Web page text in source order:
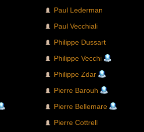
Paul Lederman
Paul Vecchiali
Philippe Dussart
Philippe Vecchi
Philippe Zdar
Pierre Barouh
Pierre Bellemare
Pierre Cottrell